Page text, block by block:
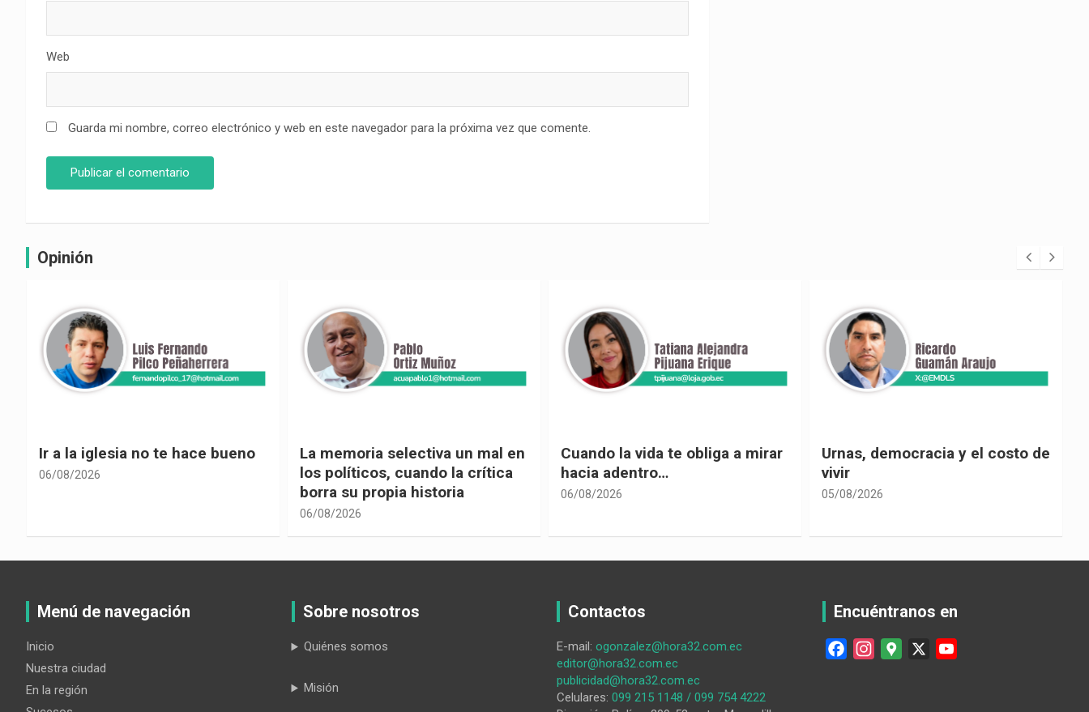
Web
Guarda mi nombre, correo electrónico y web en este navegador para la próxima vez que comente.
Opinión
La memoria selectiva un mal en
los políticos, cuando la crítica
Cuando la vida te obliga a mirar
hacia adentro…
06/08/2026
Urnas, democracia y el costo de
vivir
05/08/2026
El país de las explicaciones
convenientes
05/08/2026
Menú de navegación
Inicio
Nuestra ciudad
En la región
Sobre nosotros
Quiénes somos
Misión
Contactos
E-mail: ogonzalez@hora32.com.ec
editor@hora32.com.ec
publicidad@hora32.com.ec
Celulares: 099 215 1148 / 099 754 4222
Encuéntranos en